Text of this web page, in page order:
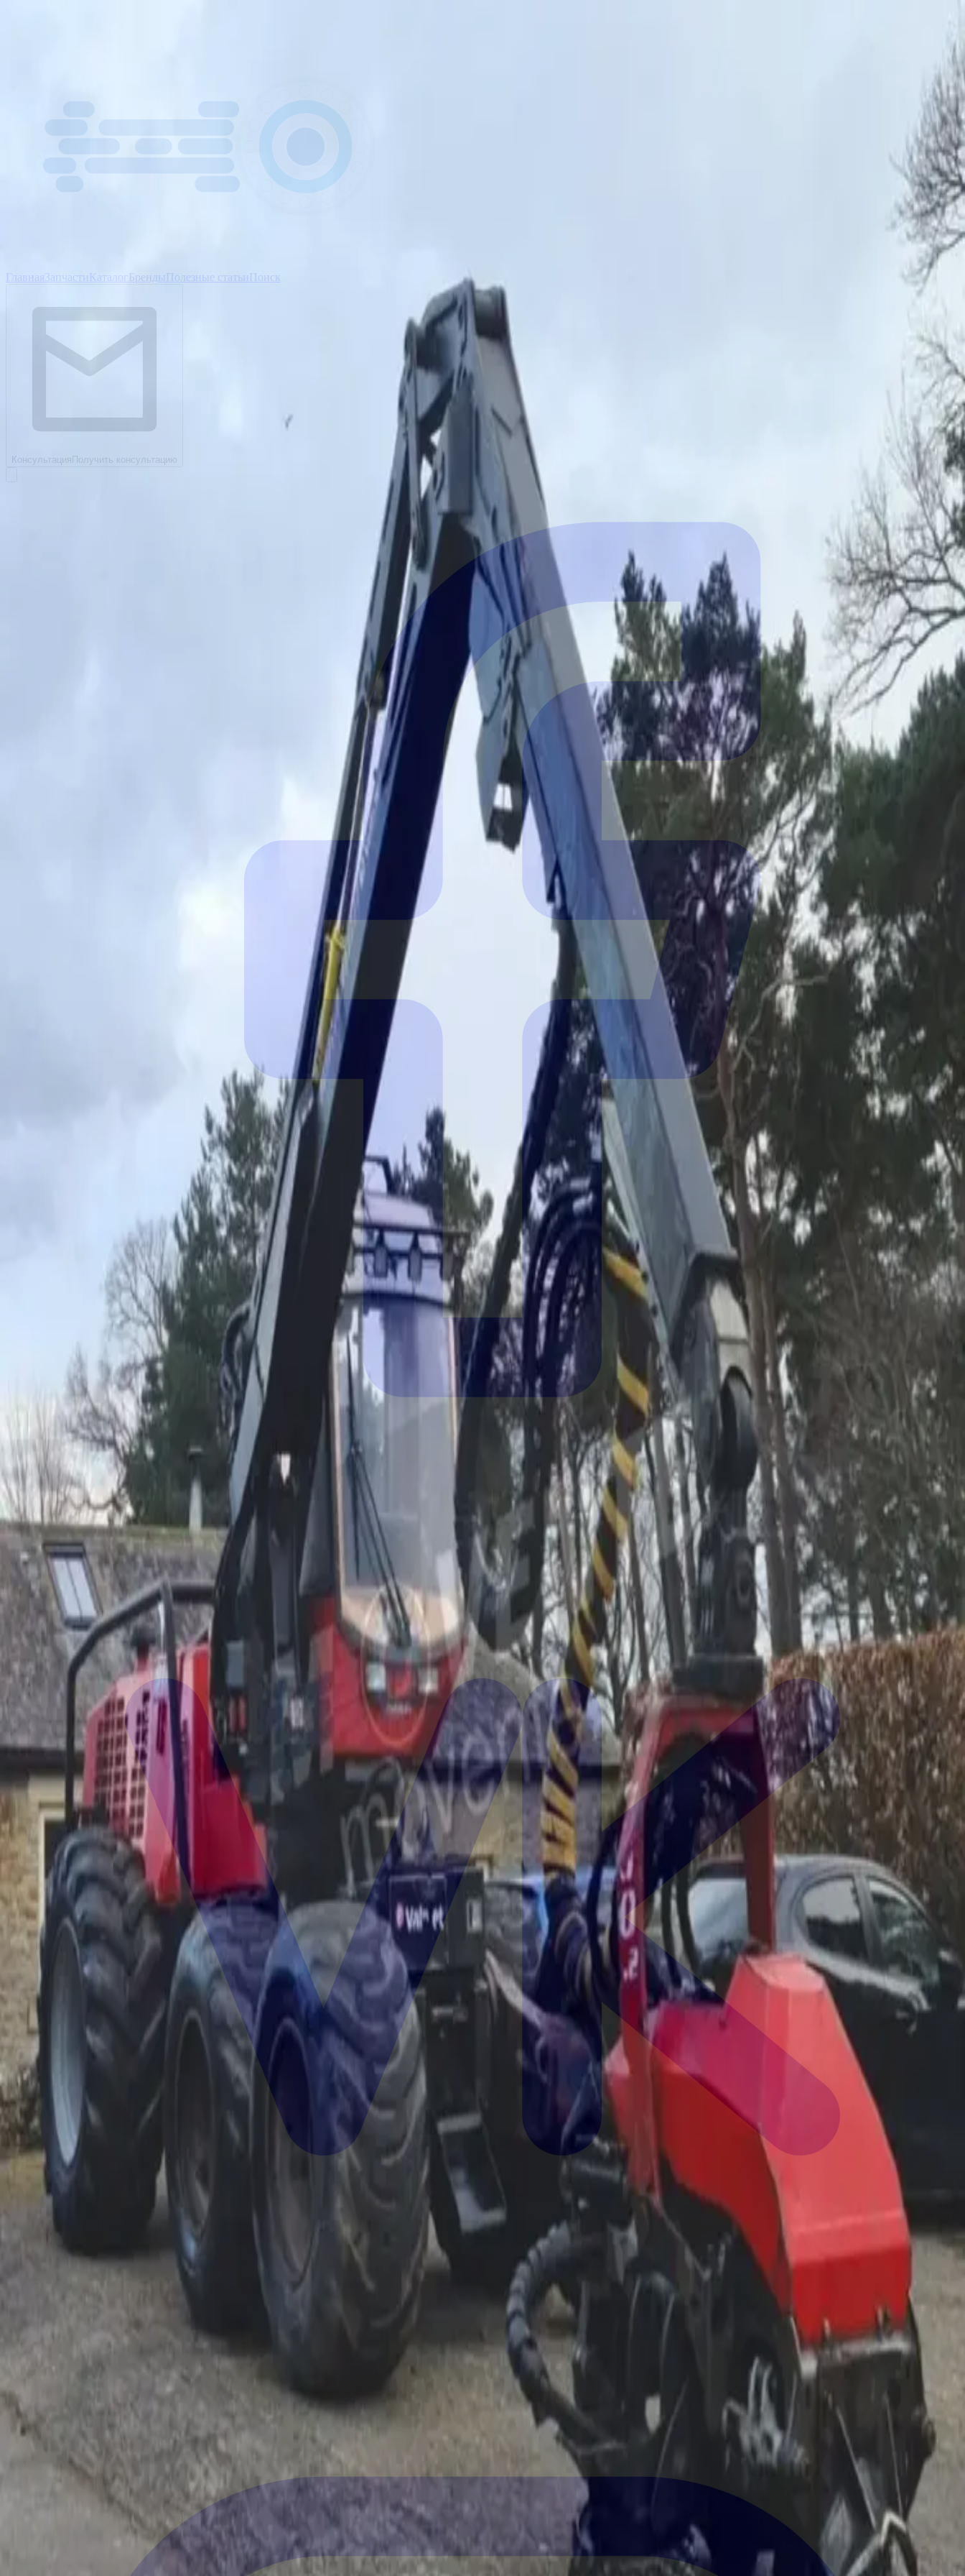
Главная Запчасти КаталогБренды Полезные статьи Поиск
Консультация Получить консультацию